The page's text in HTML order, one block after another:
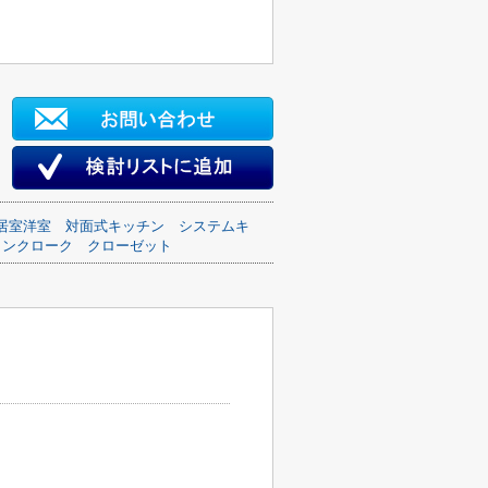
室洋室 対面式キッチン
システムキ
クローク
クローゼット